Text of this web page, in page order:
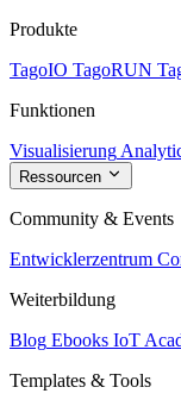
Produkte
TagoIO TagoRUN
Funktionen
Visualisierung
Ressourcen
Community & Events
Entwicklerzentrum
Weiterbildung
Blog Ebooks IoT
Templates & Tools